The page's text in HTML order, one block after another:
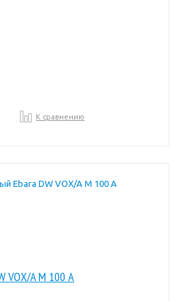
К сравнению
VOX/A M 100 A